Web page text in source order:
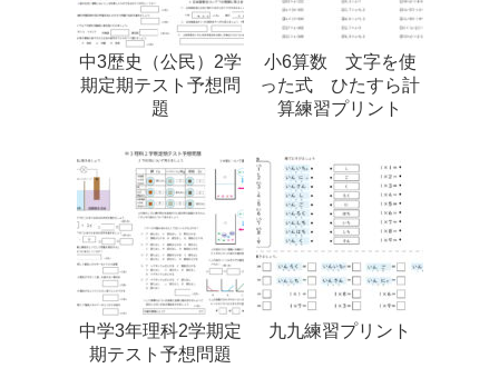
中3歴史（公民）2学
期定期テスト予想問
題
小6算数 文字を使
った式 ひたすら計
算練習プリント
中学3年理科2学期定
期テスト予想問題
九九練習プリント